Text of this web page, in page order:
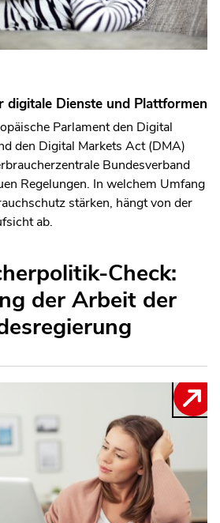
digitale Dienste und Plattformen
Parlament den Digital
den Digital Markets Act (DMA)
Bundesverband
Regelungen. In welchem Umfang
stärken, hängt von der
ab.
Check:
der Arbeit der